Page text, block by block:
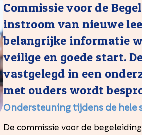
Commissie voor de
instroom van nieuwe
belangrijke informatie
veilige en goede start.
vastgelegd in een
met ouders wordt
Ondersteuning tijdens de hele
De commissie voor de